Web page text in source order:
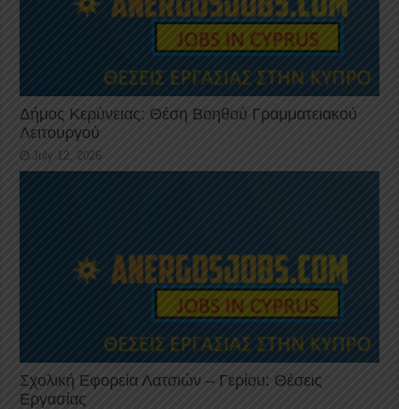
Δήμος Κερύνειας: Θέση Βοηθού Γραμματειακού
Λειτουργού
July 12, 2026
Σχολική Εφορεία Λατσιών – Γερίου: Θέσεις
Εργασίας